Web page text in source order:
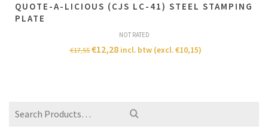
QUOTE-A-LICIOUS (CJS LC-41) STEEL STAMPING
PLATE
NOT RATED
€17,55 €12,28 incl. btw (excl.€10,15)